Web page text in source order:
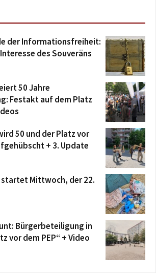
der Informationsfreiheit:
des Souveräns
50 Jahre
Festakt auf dem Platz
50 und der Platz vor
+ 3. Update
startet Mittwoch, der 22.
Bürgerbeteiligung in
vor dem PEP“ + Video